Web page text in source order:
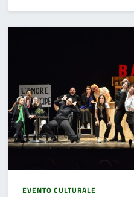
EVENTO CULTURALE